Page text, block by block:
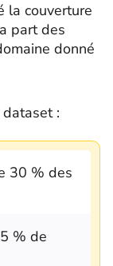
la couverture
part des
donné
:
30 % des
% de